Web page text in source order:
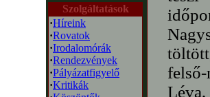
Szolgáltatások
·Híreink
·Rovatok
·Irodalomórák
·Rendezvények
·Pályázatfigyelő
·Kritikák